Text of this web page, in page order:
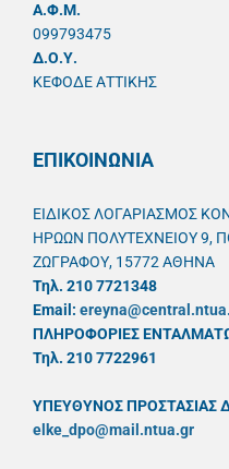
A.Φ.Μ.
099793475
Δ.Ο.Υ.
ΚΕΦΟΔΕ ΑΤΤΙΚΗΣ
ΕΠΙΚΟΙΝΩΝΙΑ
ΕΙΔΙΚΟΣ ΛΟΓΑΡΙΑΣΜΟΣ
ΗΡΩΩΝ ΠΟΛΥΤΕΧΝΕΙΟΥ 9,
ΖΩΓΡΑΦΟΥ, 15772 ΑΘΗΝΑ
Τηλ. 210 7721348
Email:
ΠΛΗΡΟΦΟΡΙΕΣ
Τηλ. 210 7722961
ΥΠΕΥΘYΝΟΣ ΠΡΟΣΤΑΣΙΑΣ
elke_dpo@mail.ntua.gr